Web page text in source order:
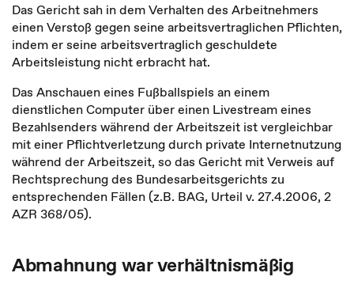
Das Gericht sah in dem Verhalten des Arbeitnehmers
einen Verstoß gegen seine arbeitsvertraglichen Pflichten,
indem er seine arbeitsvertraglich geschuldete
Arbeitsleistung nicht erbracht hat.
Das Anschauen eines Fußballspiels an einem
dienstlichen Computer über einen Livestream eines
Bezahlsenders während der Arbeitszeit ist vergleichbar
mit einer Pflichtverletzung durch private Internetnutzung
während der Arbeitszeit, so das Gericht mit Verweis auf
Rechtsprechung des Bundesarbeitsgerichts zu
entsprechenden Fällen (z.B. BAG, Urteil v. 27.4.2006, 2
AZR 368/05).
Abmahnung war verhältnismäßig